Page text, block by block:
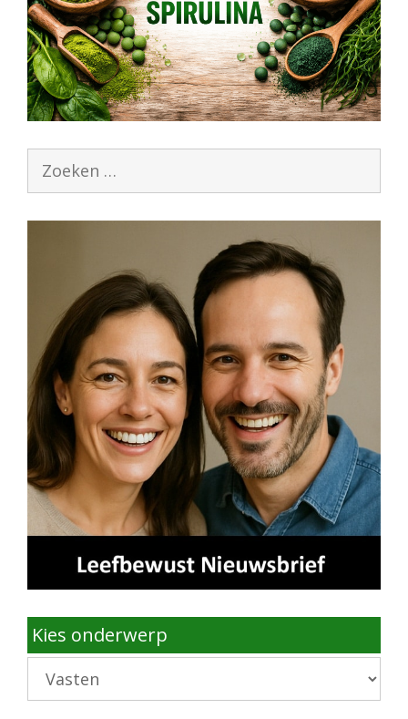
Zoek
Kies onderwerp
Kies